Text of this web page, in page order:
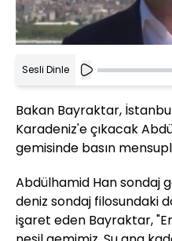
Sesli Dinle
Bakan Bayraktar,
Karadeniz'e çıkacak
gemisinde basın
Abdülhamid Han sondaj
deniz sondaj filosundaki
işaret eden Bayraktar,